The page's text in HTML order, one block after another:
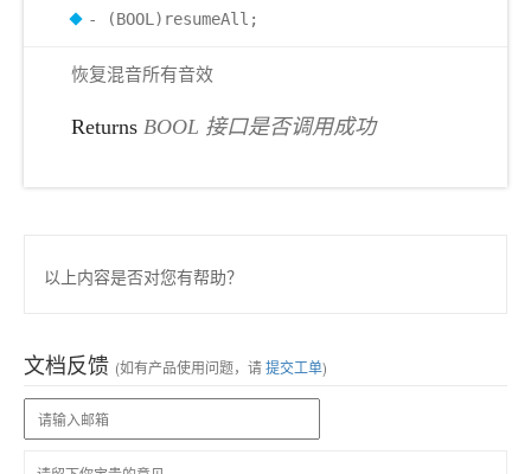
- (BOOL)resumeAll;
恢复混音所有音效
Returns BOOL 接口是否调用成功
以上内容是否对您有帮助？
文档反馈 (如有产品使用问题，请提交工单)